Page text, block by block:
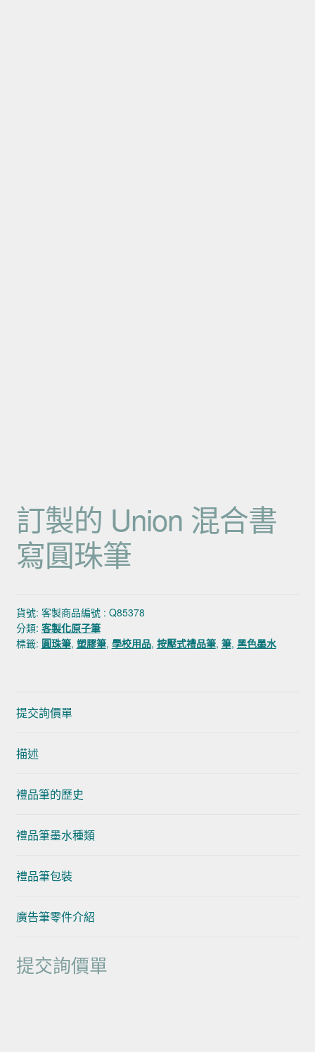
訂製的 Union 混合書
寫圓珠筆
貨號: 客製商品編號 : Q85378
分類: 客製化原子筆
標籤: 圓珠筆, 塑膠筆, 學校用品, 按壓式禮品筆, 筆, 黑色墨水
提交詢價單
描述
禮品筆的歷史
禮品筆墨水種類
禮品筆包裝
廣告筆零件介紹
提交詢價單